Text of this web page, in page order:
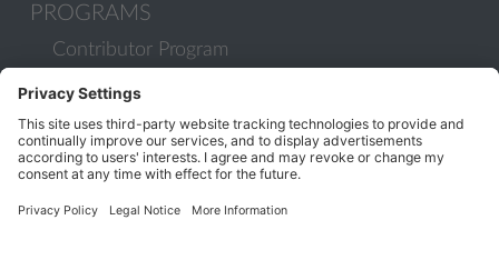
PROGRAMS
Contributor Program
Partner Program
COMMUNITY